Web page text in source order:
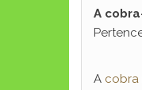
A
A cobra